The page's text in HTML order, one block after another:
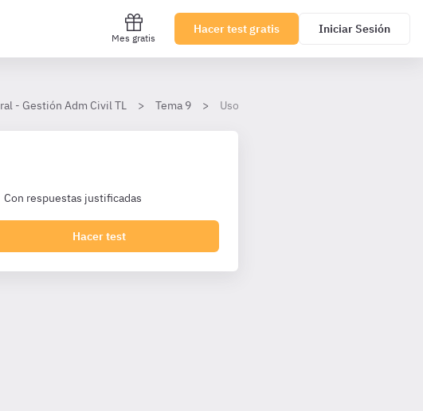
Mes gratis
Hacer test gratis Iniciar Sesión
- Gestión Adm Civil TL Tema 9 Uso y explotación de los bienes y
Con respuestas justificadas
Hacer test